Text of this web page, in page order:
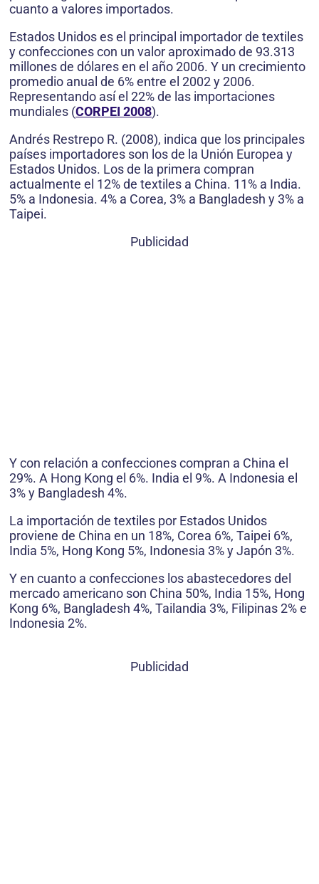
cuanto a valores importados.
Estados Unidos es el principal importador de textiles
y confecciones con un valor aproximado de 93.313
millones de dólares en el año 2006. Y un crecimiento
promedio anual de 6% entre el 2002 y 2006.
Representando así el 22% de las importaciones
mundiales (CORPEI 2008).
Andrés Restrepo R. (2008), indica que los principales
países importadores son los de la Unión Europea y
Estados Unidos. Los de la primera compran
actualmente el 12% de textiles a China. 11% a India.
5% a Indonesia. 4% a Corea, 3% a Bangladesh y 3% a
Taipei.
Publicidad
Y con relación a confecciones compran a China el
29%. A Hong Kong el 6%. India el 9%. A Indonesia el
3% y Bangladesh 4%.
La importación de textiles por Estados Unidos
proviene de China en un 18%, Corea 6%, Taipei 6%,
India 5%, Hong Kong 5%, Indonesia 3% y Japón 3%.
Y en cuanto a confecciones los abastecedores del
mercado americano son China 50%, India 15%, Hong
Kong 6%, Bangladesh 4%, Tailandia 3%, Filipinas 2% e
Indonesia 2%.
Publicidad